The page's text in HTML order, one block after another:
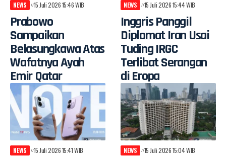
NEWS 15 Juli 2026 15:46 WIB
Prabowo
Sampaikan
Belasungkawa Atas
Wafatnya Ayah
Emir Qatar
NEWS 15 Juli 2026 15:44 WIB
Inggris Panggil
Diplomat Iran Usai
Tuding IRGC
Terlibat Serangan
di Eropa
NEWS 15 Juli 2026 15:41 WIB NEWS 15 Juli 2026 15:04 WIB